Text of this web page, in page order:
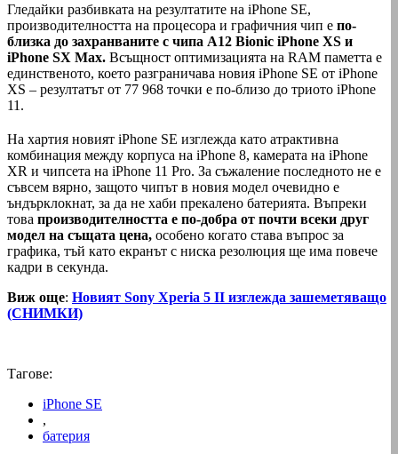
Гледайки разбивката на резултатите на iPhone SE,
производителността на процесора и графичния чип е по-
близка до захранваните с чипа A12 Bionic iPhone XS и
iPhone SX Max. Всъщност оптимизацията на RAM паметта е
единственото, което разграничава новия iPhone SE от iPhone
XS – резултатът от 77 968 точки е по-близо до триото iPhone
11.
На хартия новият iPhone SE изглежда като атрактивна
комбинация между корпуса на iPhone 8, камерата на iPhone
XR и чипсета на iPhone 11 Pro. За съжаление последното не е
съвсем вярно, защото чипът в новия модел очевидно е
ъндърклокнат, за да не хаби прекалено батерията. Въпреки
това производителността е по-добра от почти всеки друг
модел на същата цена, особено когато става въпрос за
графика, тъй като екранът с ниска резолюция ще има повече
кадри в секунда.
Bиж още: Новият Sony Xperia 5 II изглежда зашеметяващо
(СНИМКИ)
Тагове:
iPhone SE
,
батерия